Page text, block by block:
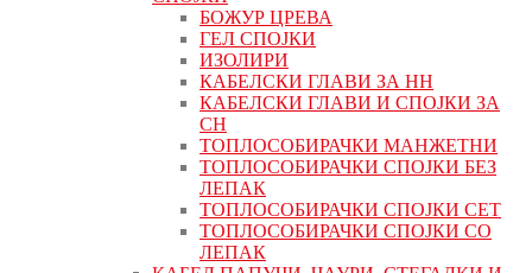
БОЖУР ЦРЕВА
ГЕЛ СПОЈКИ
ИЗОЛИРИ
КАБЕЛСКИ ГЛАВИ ЗА НН
КАБЕЛСКИ ГЛАВИ И СПОЈКИ ЗА
СН
ТОПЛОСОБИРАЧКИ МАНЖЕТНИ
ТОПЛОСОБИРАЧКИ СПОЈКИ БЕЗ
ЛЕПАК
ТОПЛОСОБИРАЧКИ СПОЈКИ СЕТ
ТОПЛОСОБИРАЧКИ СПОЈКИ СО
ЛЕПАК